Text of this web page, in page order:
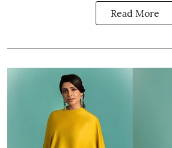
Read More